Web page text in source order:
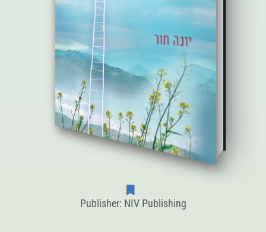
Publisher: NIV Publishing